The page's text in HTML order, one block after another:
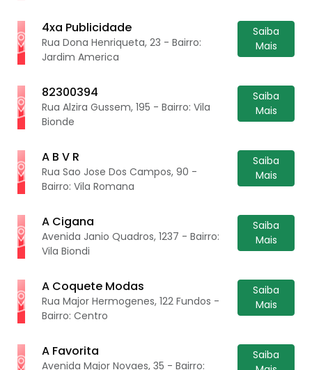
4xa Publicidade
Rua Dona Henriqueta, 23 - Bairro:
Jardim America
Saiba
Mais
82300394
Rua Alzira Gussem, 195 - Bairro: Vila
Bionde
Saiba
Mais
A B V R
Rua Sao Jose Dos Campos, 90 -
Bairro: Vila Romana
Saiba
Mais
A Cigana
Avenida Janio Quadros, 1237 - Bairro:
Vila Biondi
Saiba
Mais
A Coquete Modas
Rua Major Hermogenes, 122 Fundos -
Bairro: Centro
Saiba
Mais
A Favorita
Avenida Major Novaes, 35 - Bairro:
Saiba